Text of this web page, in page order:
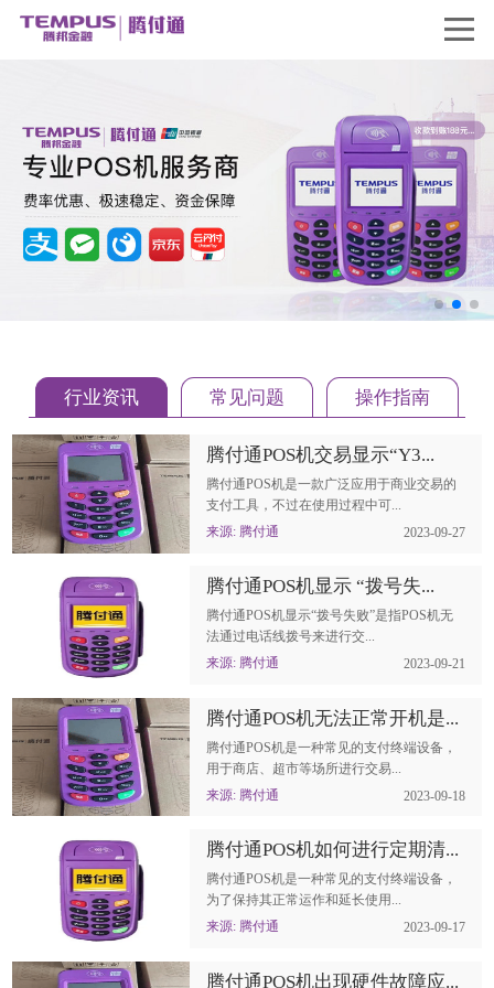
行业资讯 常见问题 操作指南
腾付通POS机交易显示“Y3...
腾付通POS机是一款广泛应用于商业交易的
支付工具，不过在使用过程中可...
来源: 腾付通
2023-09-27
腾付通POS机显示 “拨号失...
腾付通POS机显示“拨号失败”是指POS机无
法通过电话线拨号来进行交...
来源: 腾付通
2023-09-21
腾付通POS机无法正常开机是...
腾付通POS机是一种常见的支付终端设备，
用于商店、超市等场所进行交易...
来源: 腾付通
2023-09-18
腾付通POS机如何进行定期清...
腾付通POS机是一种常见的支付终端设备，
为了保持其正常运作和延长使用...
来源: 腾付通
2023-09-17
腾付通POS机出现硬件故障应...